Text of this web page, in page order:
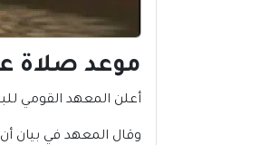
موعد صلاة عيد الفطر 2022
أعلن المعهد القومي
وقال المعهد في بيان أن عيد الفطر سيأتي في 1 شوال 1443 هـ ،